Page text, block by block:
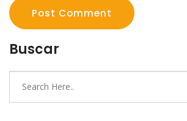
Post Comment
Buscar